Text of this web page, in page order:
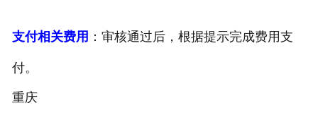
支付相关费用 ：审核通过后，根据提示完成费用支
付。
重庆